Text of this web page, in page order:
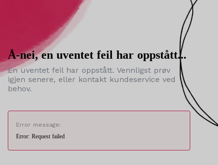
Å-nei, en uventet feil har oppstått...
En uventet feil har oppstått. Vennligst prøv
igjen senere, eller kontakt kundeservice ved
behov.
Error message:
Error: Request failed